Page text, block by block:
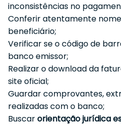
inconsistências no
Conferir atentamente
beneficiário;
Verificar se o código de
banco emissor;
Realizar o download da
site oficial;
Guardar comprovantes,
realizadas com o banco;
Buscarorientação jurídica